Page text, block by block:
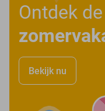
Ontdek
Bekijk nu